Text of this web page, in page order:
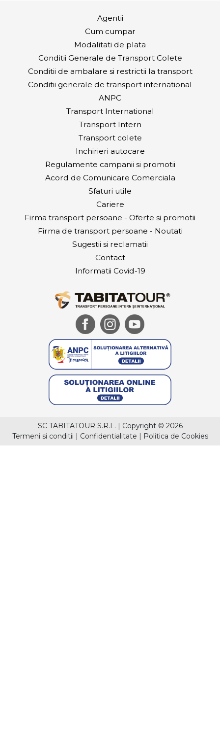
Agentii
Cum cumpar
Modalitati de plata
Conditii Generale de Transport Colete
Conditii de ambalare si restrictii la transport
Conditii generale de transport international
ANPC
Transport International
Transport Intern
Transport colete
Inchirieri autocare
Regulamente campanii si promotii
Acord de Comunicare Comerciala
Sfaturi utile
Cariere
Firma transport persoane - Oferte si promotii
Firma de transport persoane - Noutati
Sugestii si reclamatii
Contact
Informatii Covid-19
SC TABITATOUR S.R.L. | Copyright © 2026
Termeni si conditii | Confidentialitate | Politica de Cookies